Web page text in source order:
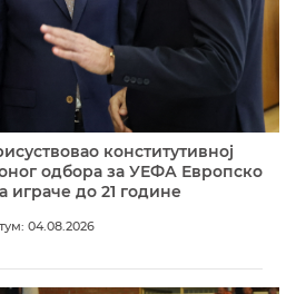
конститутивној
одбора за УЕФА Европско
играче до 21 године
04.08.2026